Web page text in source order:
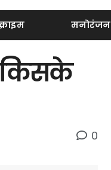
मनोरंजन
किसके
0